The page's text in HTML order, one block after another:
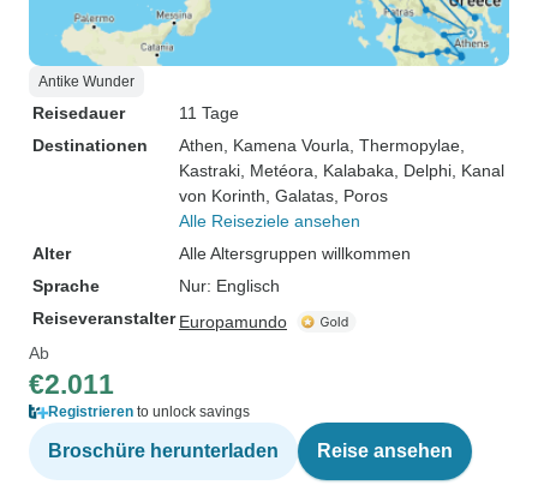
Antike Wunder
Reisedauer
11 Tage
Destinationen
Athen , Kamena Vourla , Thermopylae
Kastraki , Metéora , Kalabaka , Delphi , Kanal
von Korinth , Galatas , Poros
Alle Reiseziele ansehen
Alter
Alle Altersgruppen willkommen
Sprache
Nur: Englisch
Reiseveranstalter Europamundo
Ab
€2.011
Registrieren to unlock savings
Broschüre herunterladen Reise ansehen